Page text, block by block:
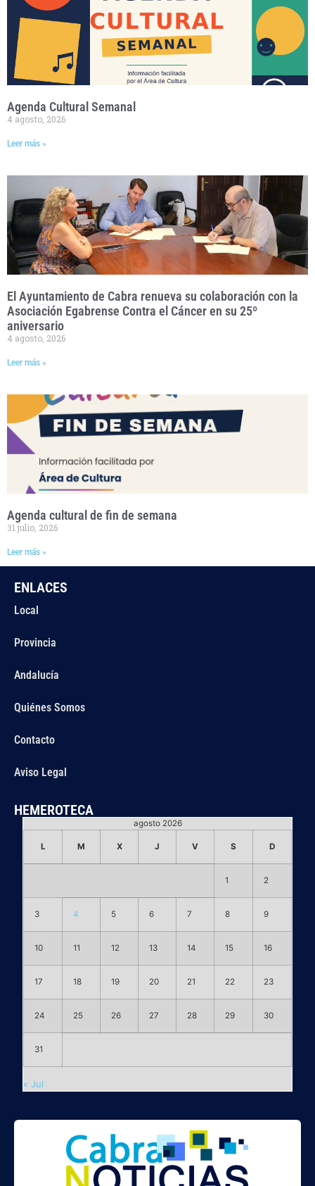
Agenda Cultural Semanal
4 agosto, 2026
Leer más »
El Ayuntamiento de Cabra renueva su colaboración con la
Asociación Egabrense Contra el Cáncer en su 25º
aniversario
4 agosto, 2026
Leer más »
Agenda cultural de fin de semana
31 julio, 2026
Leer más »
ENLACES
Local
Provincia
Andalucía
Quiénes Somos
Contacto
Aviso Legal
HEMEROTECA
agosto 2026
L M X J V S D
1 2
3 4 5 6 7 8 9
10 11 12 13 14 15 16
17 18 19 20 21 22 23
24 25 26 27 28 29 30
31
« Jul